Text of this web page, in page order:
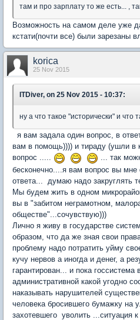
там и про зарплату то же есть... ,
Возможность на самом деле уже
кстати(почти все) были зарезаны
korica
25 Nov 2015
ITDiver, on 25 Nov 2015 - 10:37:
ну а что такое "исторически" и что
я вам задала один вопрос, в
вам в помощь)))) и тираду (ушли в
вопрос .....
... так
бесконечно....я вам вопрос вы
ответа... думаю надо закруглять
Мы будем жить в одном
вы в "забитом неграмотном,
обществе"...сочувствую)))
Лично я живу в государстве
образом, что да же зная свои
проблему надо потратить уйму
кучу нервов а иногда и денег, а
гарантирован... и пока госсистема
административной какой угодно
наказывать нарушителей
человека бросившего бумажку на
захотевшего уволить ...ситуация